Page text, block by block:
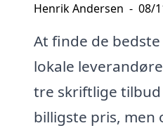
Henrik Andersen - 08/
At finde de
lokale
tre skriftlige tilbud
billigste pris, men